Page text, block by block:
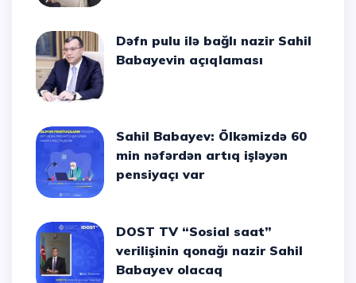
Dəfn pulu ilə bağlı nazir Sahil
Babayevin açıqlaması
Sahil Babayev: Ölkəmizdə 60
min nəfərdən artıq işləyən
pensiyaçı var
DOST TV “Sosial saat”
verilişinin qonağı nazir Sahil
Babayev olacaq